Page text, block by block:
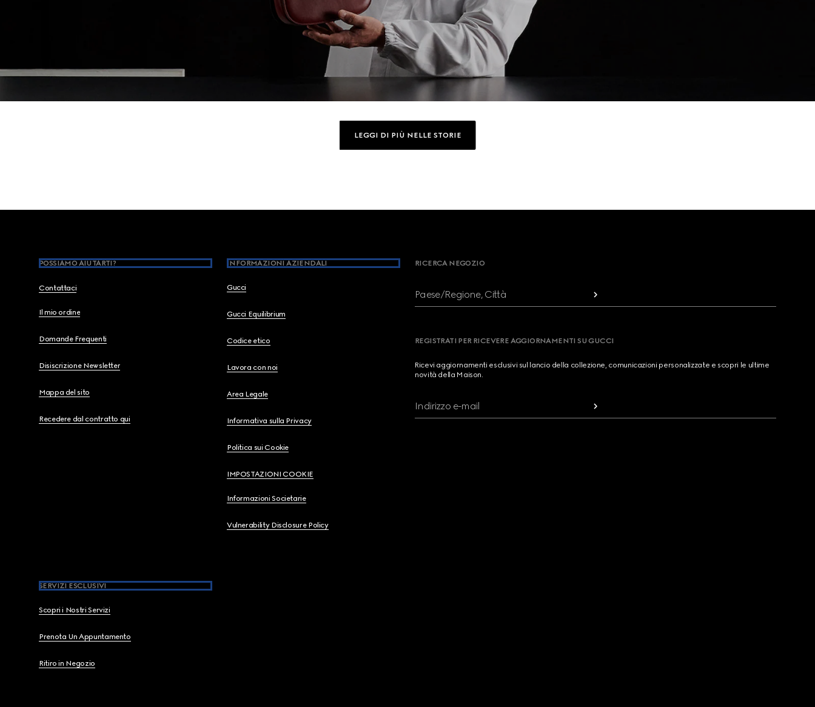
LEGGI DI PIÙ NELLE STORIE
POSSIAMO AIUTARTI?
Contattaci
Il mio ordine
Domande Frequenti
Disiscrizione Newsletter
Mappa del sito
Recedere dal contratto qui
INFORMAZIONI AZIENDALI
Gucci
Gucci Equilibrium
Codice etico
Lavora con noi
Area Legale
Informativa sulla Privacy
Politica sui Cookie
IMPOSTAZIONI COOKIE
Informazioni Societarie
Vulnerability Disclosure Policy
SERVIZI ESCLUSIVI
Scopri i Nostri Servizi
Prenota Un Appuntamento
Ritiro in Negozio
RICERCA NEGOZIO
Paese/Regione, Città
REGISTRATI PER RICEVERE AGGIORNAMENTI SU GUCCI
Ricevi aggiornamenti esclusivi sul lancio della collezione, comunicazioni personalizzate e scopri le ultime
novità della Maison.
Indirizzo e-mail